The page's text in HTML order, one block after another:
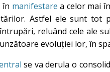
în manifestare a celor mai
Astfel ele sunt tot
reluând cele ale
evoluției lor, în
se va derula o